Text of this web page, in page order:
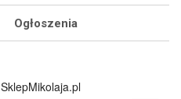
Ogłoszenia
SklepMikolaja.pl